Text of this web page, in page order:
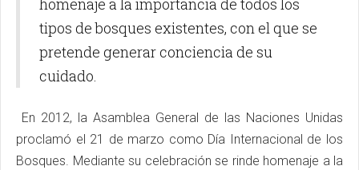
homenaje a la importancia de todos los
tipos de bosques existentes, con el que se
pretende generar conciencia de su
cuidado.
En 2012, la Asamblea General de las Naciones Unidas
proclamó el 21 de marzo como Día Internacional de los
Bosques. Mediante su celebración se rinde homenaje a la